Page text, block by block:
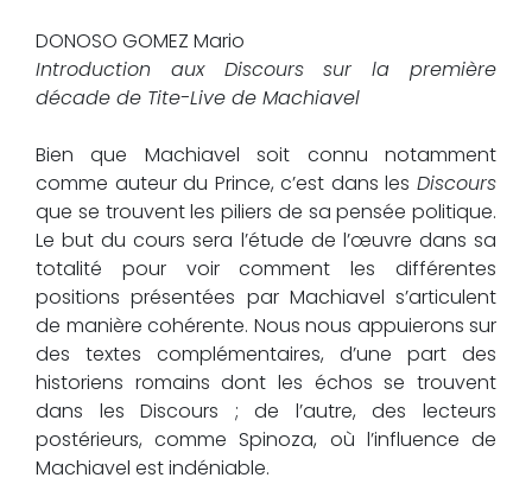
DONOSO GOMEZ Mario
Introduction aux Discours sur la première
décade de Tite-Live de Machiavel
Bien que Machiavel soit connu notamment
comme auteur du Prince, c’est dans les Discours
que se trouvent les piliers de sa pensée politique.
Le but du cours sera l’étude de l’œuvre dans sa
totalité pour voir comment les différentes
positions présentées par Machiavel s’articulent
de manière cohérente. Nous nous appuierons sur
des textes complémentaires, d’une part des
historiens romains dont les échos se trouvent
dans les Discours ; de l’autre, des lecteurs
postérieurs, comme Spinoza, où l’influence de
Machiavel est indéniable.